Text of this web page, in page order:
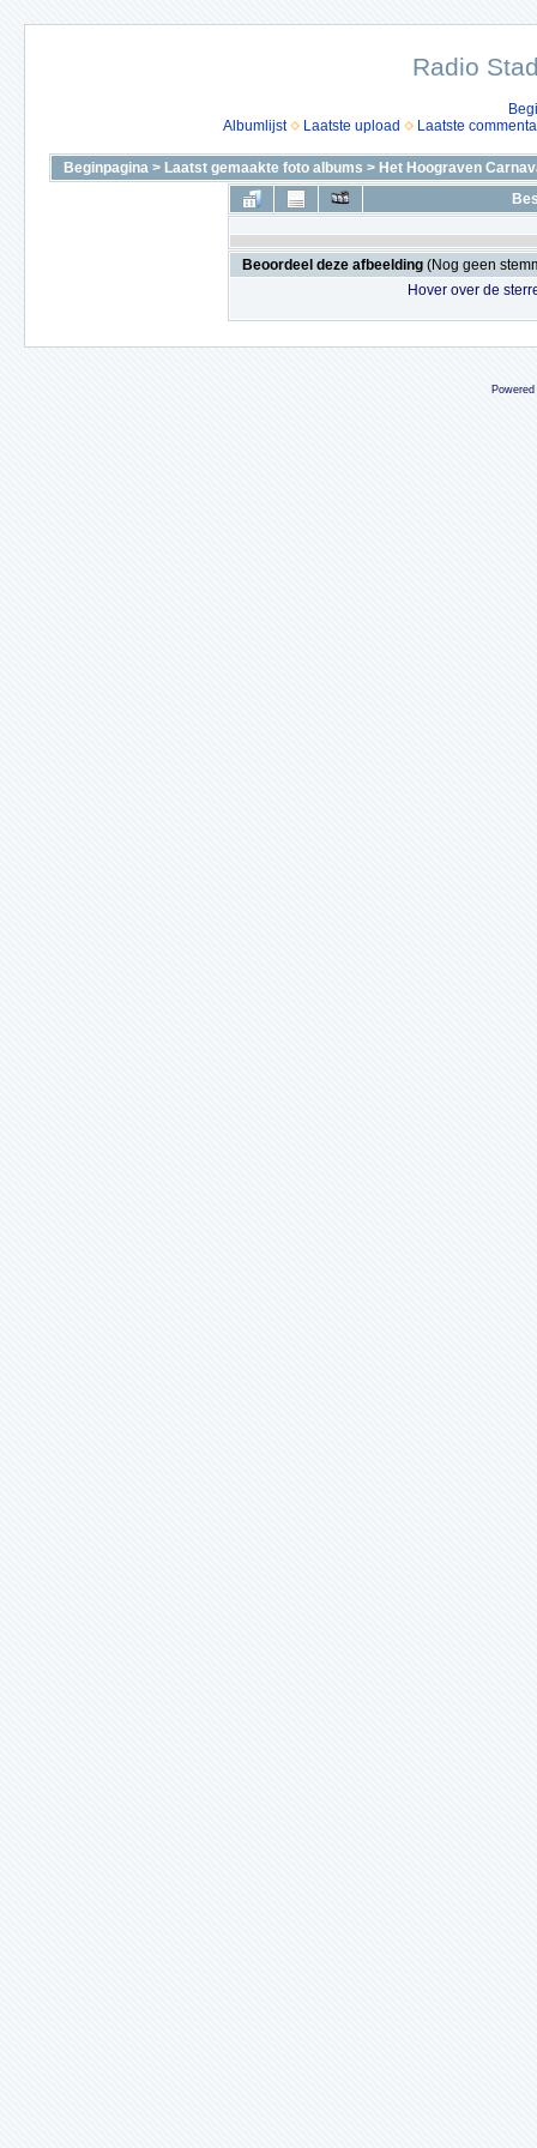
Radio
Albumlijst
Laatste upload Laatste
Beginpagina > Laatst gemaakte foto albums > Het Hoograven
Beoordeel deze afbeelding (Nog geen
Hover over de